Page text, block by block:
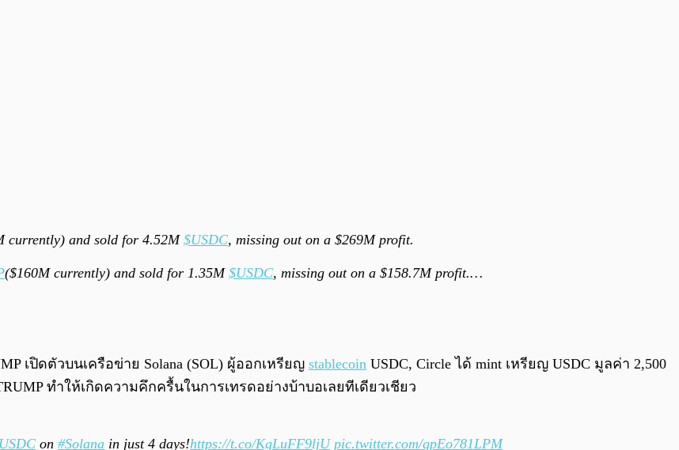
currently) and sold for 4.52M $USDC, missing out on a $269M profit.
($160M currently) and sold for 1.35M $USDC, missing out on a $158.7M profit.…
เปิดตัวบนเครือข่าย Solana (SOL) ผู้ออกเหรียญ stablecoin USDC, Circle ได้ mint เหรียญ USDC มูลค่า 2,500
ทำให้เกิดความคึกครื้นในการเทรดอย่างบ้าบอเลยทีเดียวเชียว
on #Solana in just 4 days!https://t.co/KgLuFF9ljU pic.twitter.com/qpEo781LPM